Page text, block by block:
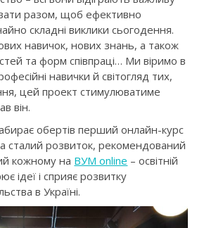
разом, щоб ефективно
складні виклики сьогодення.
навичок, нових знань, а також
та форм співпраці… Ми віримо в
навички й світогляд тих,
цей проект стимулюватиме
він.
обертів перший онлайн-курс
сталий розвиток, рекомендований
кожному на ВУМ online – освітній
ідеї і сприяє розвитку
в Україні.